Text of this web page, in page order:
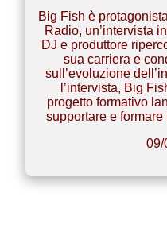
Big Fish è
Radio, un’intervista
DJ e produttore
sua carriera e
sull’evoluzione
l’intervista, Big
progetto formativo
supportare e
09/